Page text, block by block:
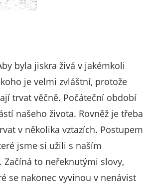
byla jiskra živá v jakémkoli
je velmi zvláštní, protože
trvat věčně. Počáteční období
našeho života. Rovněž je třeba
v několika vztazích. Postupem
jsme si užili s naším
to neřeknutými slovy,
se nakonec vyvinou v nenávist